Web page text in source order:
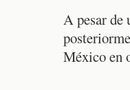
A pesar de
México en